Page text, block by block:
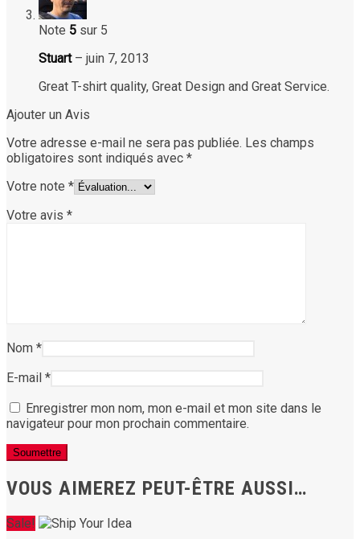
Note 5 sur 5
Stuart – juin 7, 2013
Great T-shirt quality, Great Design and Great Service.
Ajouter un Avis
Votre adresse e-mail ne sera pas publiée. Les champs
obligatoires sont indiqués avec *
Votre note *
Votre avis *
Nom *
E-mail *
Enregistrer mon nom, mon e-mail et mon site dans le
navigateur pour mon prochain commentaire.
VOUS AIMEREZ PEUT-ÊTRE AUSSI…
Sale!